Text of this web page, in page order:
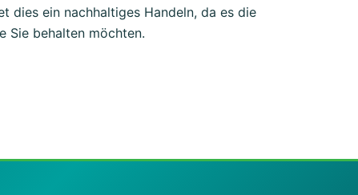
dies ein nachhaltiges Handeln, da es die
Sie behalten möchten.